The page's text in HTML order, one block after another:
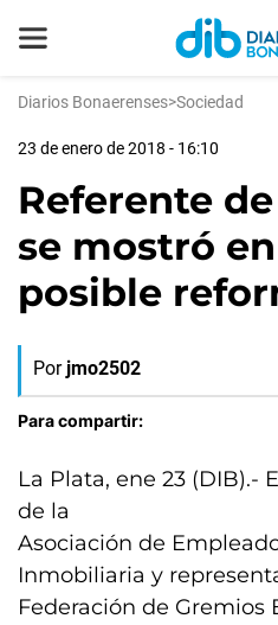
Diarios Bonaerenses>Sociedad
23 de enero de 2018 - 16:10
Referente de
se mostró
posible
Por jmo2502
Para compartir:
La Plata, ene 23 (DIB).-
de la
Asociación de
Inmobiliaria y
Federación de Gremios